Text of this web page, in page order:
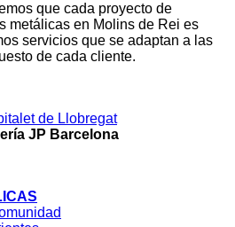
que cada proyecto de
metálicas en Molins de Rei es
servicios que se adaptan a las
de cada cliente.
de Llobregat
JP Barcelona